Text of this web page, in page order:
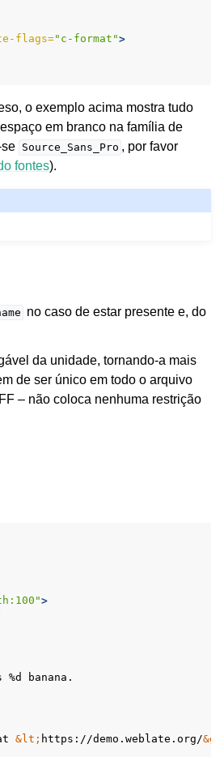
flags="c-format">
o exemplo acima mostra tudo
em branco na família de
Source_Sans_Pro , por favor
fontes).
no caso de estar presente e, do
da unidade, tornando-a mais
de ser único em todo o arquivo
– não coloca nenhuma restrição
>
%d
&lt; https://demo.weblate.org/&gt;